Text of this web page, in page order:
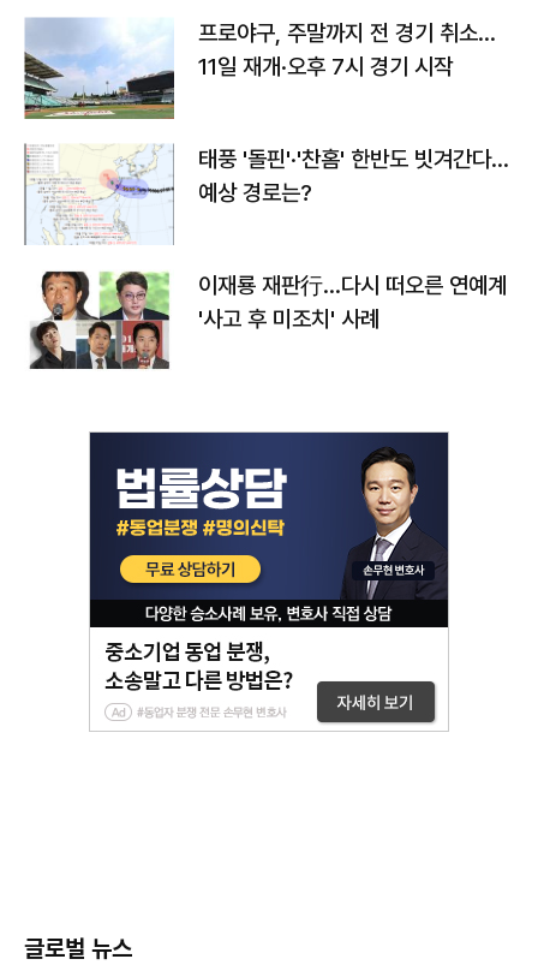
프로야구, 주말까지 전 경기 취소…
11일 재개·오후 7시 경기 시작
태풍 '돌핀'·'찬홈' 한반도 빗겨간다…
예상 경로는?
이재룡 재판行…다시 떠오른 연예계
'사고 후 미조치' 사례
글로벌 뉴스